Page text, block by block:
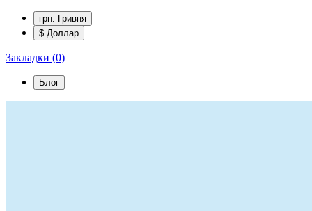
грн. Гривня
$ Доллар
Закладки (0)
Блог